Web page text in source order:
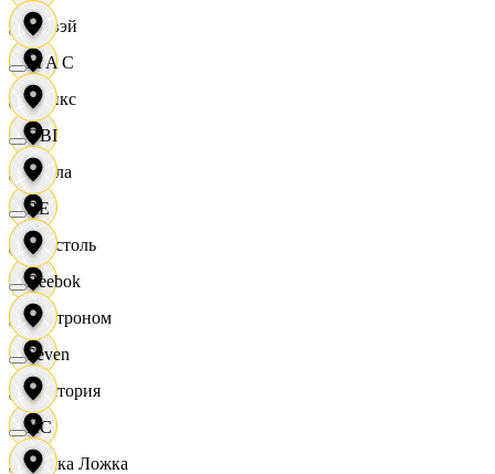
Амвэй
Аникс
Билла
Бристоль
Быстроном
Виктория
Вилка Ложка
M A C
OBI
RE
Reebok
Seven
XC